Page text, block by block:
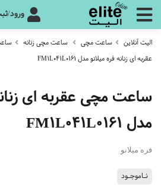
ورود/
الیت آنلاین ساعت مچی ساعت مچی زنانه
عقربه ای زنانه فره میلانو مدل FM1L041L0161
ساعت مچی عقربه ای
مدل FM1L041L0161
فره میلانو
نـاموجـود